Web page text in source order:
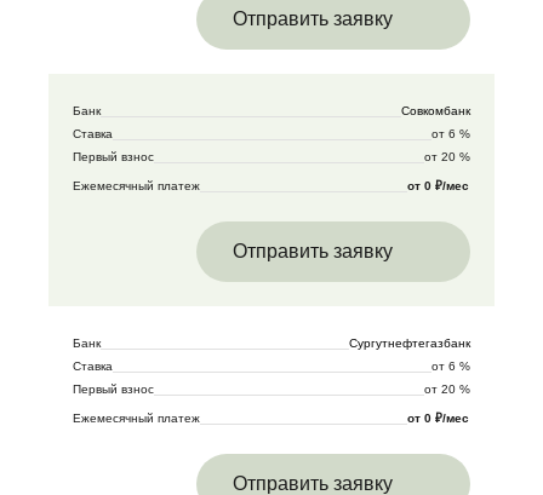
Отправить заявку
Банк
Совкомбанк
Ставка
от 6 %
Первый взнос
от 20 %
Ежемесячный платеж от 0 ₽/мес
Отправить заявку
Банк
Сургутнефтегазбанк
Ставка
от 6 %
Первый взнос
от 20 %
Ежемесячный платеж от 0 ₽/мес
Отправить заявку